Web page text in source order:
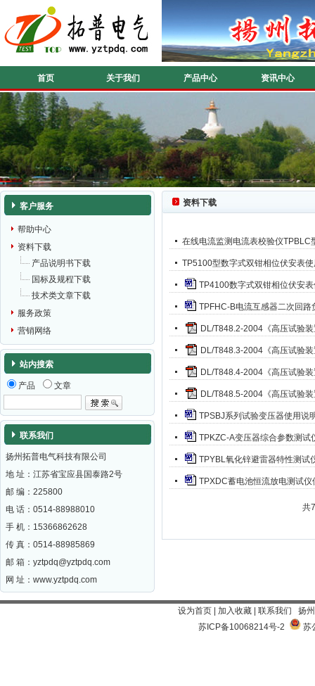
首页 关于我们 产品中心 资讯中心
客户服务
帮助中心
资料下载
产品说明书下载
国标及规程下载
技术类文章下载
服务政策
营销网络
站内搜索
产品 文章
联系我们
扬州拓普电气科技有限公司
地 址：江苏省宝应县国泰路2号
邮 编： 225800
电 话：0514-88988010
手 机：15366862628
传 真：0514-88985869
邮 箱： yztpdq@yztpdq.com
网 址： www.yztpdq.com
资料下载
在线电流监测电流表校验仪TPBLC
TP5100型数字式双钳相位伏安表
TP4100数字式双钳相位伏安
TPFHC-B电流互感器二次回路
DL/T848.2-2004《高压试验
DL/T848.3-2004《高压试验
DL/T848.4-2004《高压试验
DL/T848.5-2004《高压试验
TPSBJ系列试验变压器使用说
TPKZC-A变压器综合参数测试
TPYBL氧化锌避雷器特性测试
TPXDC蓄电池恒流放电测试仪
共
设为首页 加入收藏 联系我们 扬
苏ICP备10068214号-2
苏